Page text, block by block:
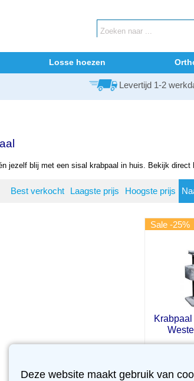
Losse hoezen
Levertijd 1-2
jezelf blij met een sisal krabpaal in huis. Bekijk direct
Best verkocht Laagste prijs Hoogste prijs
Sale -25%
✓
Deze website maakt gebruik van